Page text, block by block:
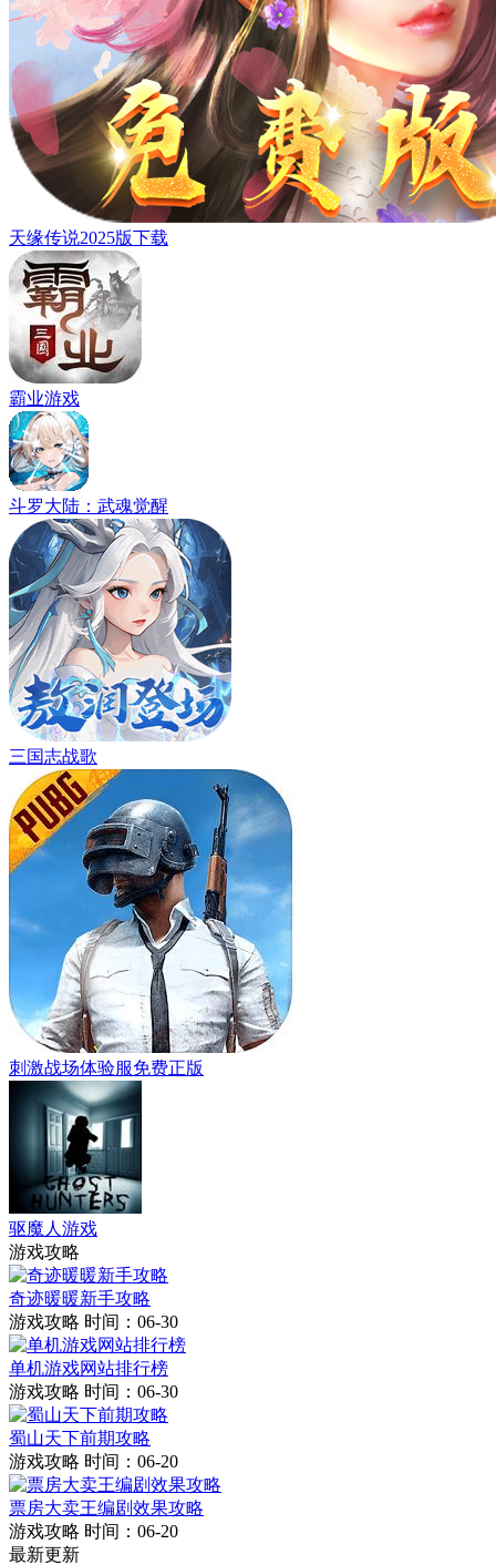
天缘传说2025版下载
霸业游戏
斗罗大陆：武魂觉醒
三国志战歌
刺激战场体验服免费正版
驱魔人游戏
游戏攻略
奇迹暖暖新手攻略
游戏攻略 时间：06-30
单机游戏网站排行榜
游戏攻略 时间：06-30
蜀山天下前期攻略
游戏攻略 时间：06-20
票房大卖王编剧效果攻略
游戏攻略 时间：06-20
最新更新